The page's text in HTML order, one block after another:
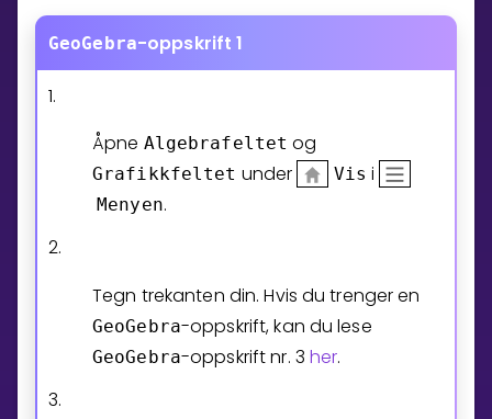
Junior Matte
Vis mer
Inviter en venn
GeoGebra-oppskrift 1
1.
Åpne Algebrafeltet og
Grafikkfeltet under Vis i
Menyen.
2.
Tegn trekanten din. Hvis du trenger en
GeoGebra-oppskrift, kan du lese
GeoGebra-oppskrift nr. 3her.
3.